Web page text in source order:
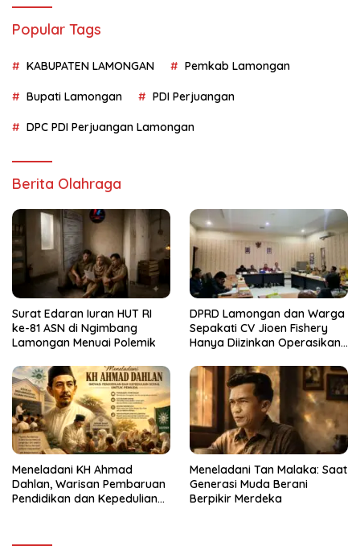
Popular Tags
KABUPATEN LAMONGAN Pemkab Lamongan
Bupati Lamongan PDI Perjuangan
DPC PDI Perjuangan Lamongan
Berita Olahraga
Surat Edaran Iuran HUT RI
ke-81 ASN di Ngimbang
Lamongan Menuai Polemik
DPRD Lamongan dan Warga
Sepakati CV Jioen Fishery
Hanya Diizinkan Operasikan
Meneladani KH Ahmad
Dahlan, Warisan Pembaruan
Pendidikan dan Kepedulian
Meneladani Tan Malaka: Saat
Generasi Muda Berani
Berpikir Merdeka